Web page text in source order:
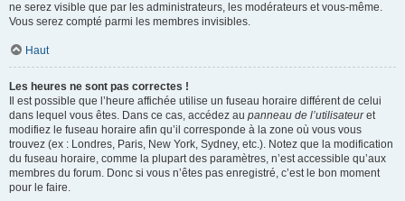
ne serez visible que par les administrateurs, les modérateurs et vous-même.
Vous serez compté parmi les membres invisibles.
Haut
Les heures ne sont pas correctes !
Il est possible que l’heure affichée utilise un fuseau horaire différent de celui
dans lequel vous êtes. Dans ce cas, accédez au panneau de l’utilisateuret
modifiez le fuseau horaire afin qu’il corresponde à la zone où vous vous
trouvez (ex : Londres, Paris, New York, Sydney, etc.). Notez que la modification
du fuseau horaire, comme la plupart des paramètres, n’est accessible qu’aux
membres du forum. Donc si vous n’êtes pas enregistré, c’est le bon moment
pour le faire.